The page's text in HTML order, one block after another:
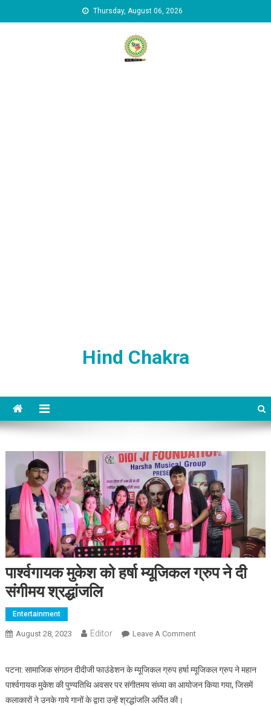
Thursday, August 06, 2026
Hind Chakra
पार्श्वगायक मुकेश को हर्षा म्यूजिकल ग्रुप ने दी
संगीमय श्रद्धांजलि
Entertainment
August 28, 2023 Editor Leave A CommentOn पार्श्वगायक मुकेश को
पटना: सामाजिक संगठन दीदीजी फाउंडेशन के म्यूजिकल ग्रुप हर्षा म्यूजिकल ग्रुप ने महान
पार्श्वगायक मुकेश की पुण्यतिथि अवसर पर संगीतमय संध्या का आयोजन किया गया, जिसमें
कलाकारों ने उनके गाये गानों के द्वारा उन्हें श्रद्धांजलि अर्पित की।